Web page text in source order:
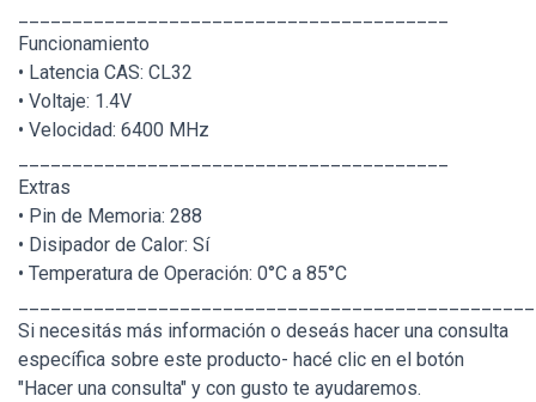
Funcionamiento
• Latencia CAS: CL32
• Voltaje: 1.4V
• Velocidad: 6400 MHz
Extras
• Pin de Memoria: 288
• Disipador de Calor: Sí
• Temperatura de Operación: 0°C a 85°C
Si necesitás más información o deseás hacer una consulta
específica sobre este producto- hacé clic en el botón
"Hacer una consulta" y con gusto te ayudaremos.